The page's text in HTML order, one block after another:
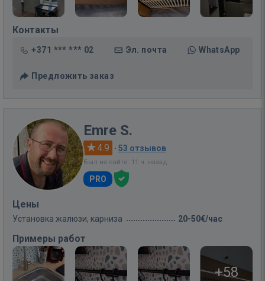
Контакты
+371 *** *** 02 Эл. почта WhatsApp
Предложить заказ
Emre S.
4.9 · 53 отзывов
Был на сайте: 11 ч. назад
PRO
Цены
Установка жалюзи, карниза 20-50€/час
Примеры работ
+58